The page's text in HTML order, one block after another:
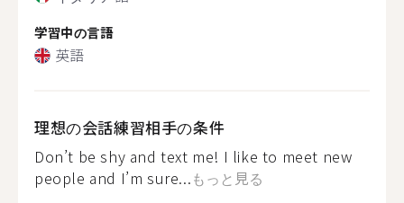
学習中の言語
英語
理想の会話練習相手の条件
Don’t be shy and text me! I like to meet new
people and I’m sure...もっと見る